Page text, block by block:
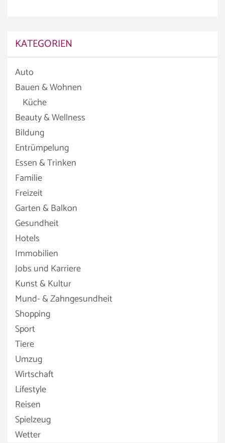
KATEGORIEN
Auto
Bauen & Wohnen
Küche
Beauty & Wellness
Bildung
Entrümpelung
Essen & Trinken
Familie
Freizeit
Garten & Balkon
Gesundheit
Hotels
Immobilien
Jobs und Karriere
Kunst & Kultur
Mund- & Zahngesundheit
Shopping
Sport
Tiere
Umzug
Wirtschaft
Lifestyle
Reisen
Spielzeug
Wetter